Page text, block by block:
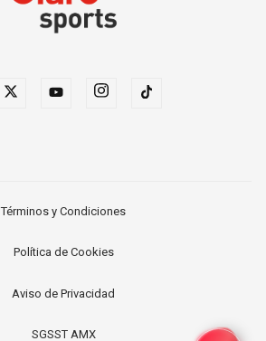
Términos y Condiciones
Política de Cookies
Aviso de Privacidad
SGSST AMX